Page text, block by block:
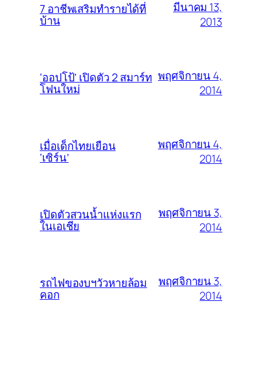
7 อาชีพเสริมทำรายได้ที่
บ้าน
มีนาคม 13,
2013
‘ออปโป้’ เปิดตัว 2 สมาร์ท
โฟนใหม่
พฤศจิกายน 4,
2014
เมื่อเด็กไทยเยือน
‘เซิร์น’
พฤศจิกายน 4,
2014
เปิดตัวสวนน้ำแห่งแรก
ในเอเชีย
พฤศจิกายน 3,
2014
รถไฟของบฯวัวหายล้อม
คอก
พฤศจิกายน 3,
2014